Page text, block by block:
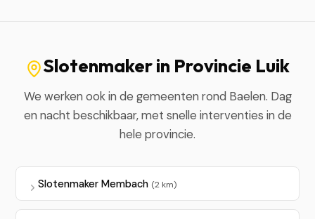
Slotenmaker in Provincie Luik
We werken ook in de gemeenten rond Baelen. Dag
en nacht beschikbaar, met snelle interventies in de
hele provincie.
Slotenmaker Membach (2 km)